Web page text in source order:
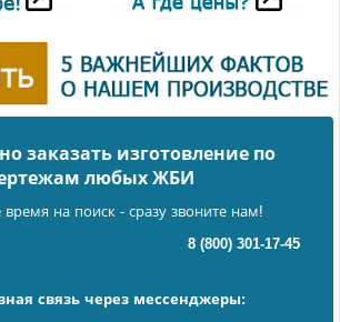
заказать изготовление по
любых ЖБИ
на поиск - сразу звоните нам!
8 (800) 301-17-45
связь через мессенджеры: